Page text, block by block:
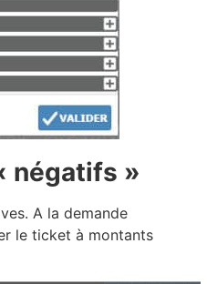
négatifs »
A la demande
le ticket à montants